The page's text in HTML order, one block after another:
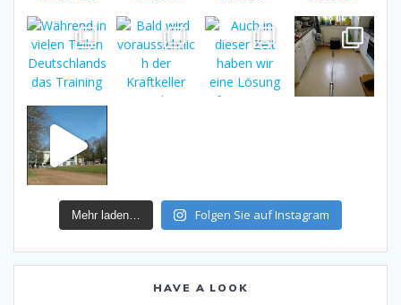
Mehr laden… Folgen Sie auf Instagram
HAVE A LOOK